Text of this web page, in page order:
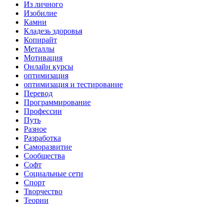
Из личного
Изобилие
Камни
Кладезь здоровья
Копирайт
Металлы
Мотивация
Онлайн курсы
оптимизация
оптимизация и тестирование
Перевод
Программирование
Профессии
Путь
Разное
Разработка
Саморазвитие
Сообщества
Софт
Социальные сети
Спорт
Творчество
Теории